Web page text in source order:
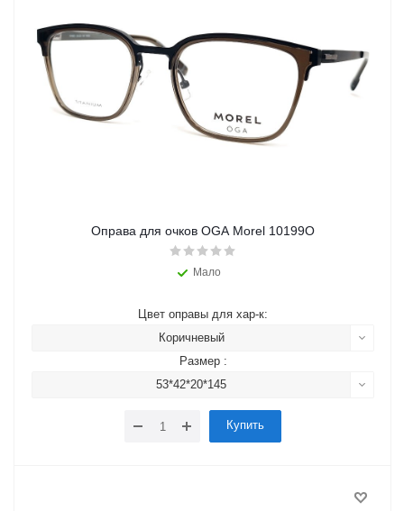
Оправа для очков OGA Morel 10199O
Мало
Цвет оправы для хар-к:
Коричневый
Размер :
53*42*20*145
Купить